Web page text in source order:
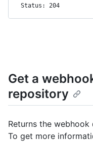
Status: 204
Get a
repository
Returns the
To get more